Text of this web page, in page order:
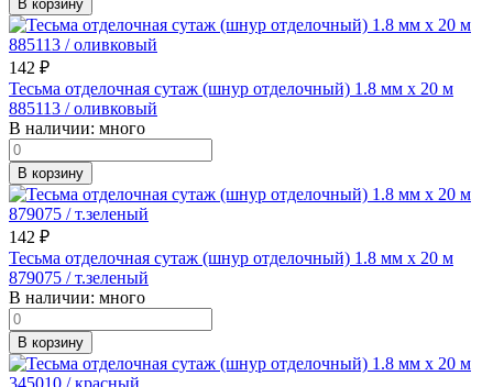
В корзину
142 ₽
Тесьма отделочная сутаж (шнур отделочный) 1.8 мм х 20 м
885113 / оливковый
В наличии: много
В корзину
142 ₽
Тесьма отделочная сутаж (шнур отделочный) 1.8 мм х 20 м
879075 / т.зеленый
В наличии: много
В корзину